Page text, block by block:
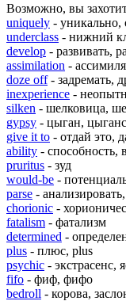
Возможно, вы
uniquely - уникально,
underclass - нижний
develop - развивать,
assimilation -
doze off- задремать,
inexperience -
silken - шелковица,
gypsy - цыган,
give it to - отдай это,
ability - способность,
pruritus - зуд
would-be -
parse -
chorionic -
fatalism - фатализм
determined -
plus - плюс, plus
psychic - экстрасенс,
fifo - фиф, фифо
bedroll - корова,